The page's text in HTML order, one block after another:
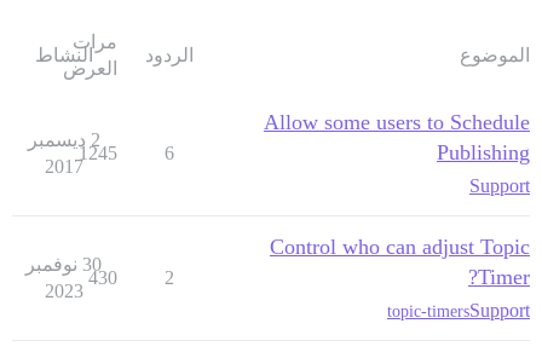
الموضوع الردود
مرات
العرض
النشاط
Allow some users to Schedule
Publishing
Support
6
1245
2 ديسمبر
2017
Control who can adjust Topic
Timer?
Support
topic-timers
2
430
30 نوفمبر
2023